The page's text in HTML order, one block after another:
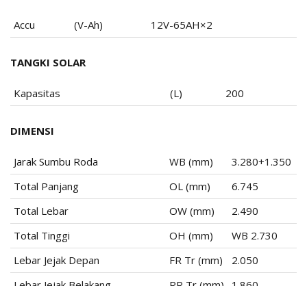
Accu (V-Ah) 12V-65AH×2
TANGKI SOLAR
Kapasitas (L) 200
DIMENSI
Jarak Sumbu Roda WB (mm)
3.280+1.350
Total Panjang
OL (mm)
6.745
Total Lebar
OW (mm)
2.490
Total Tinggi
OH (mm)
WB 2.730
Lebar Jejak Depan
FR Tr (mm)
2.050